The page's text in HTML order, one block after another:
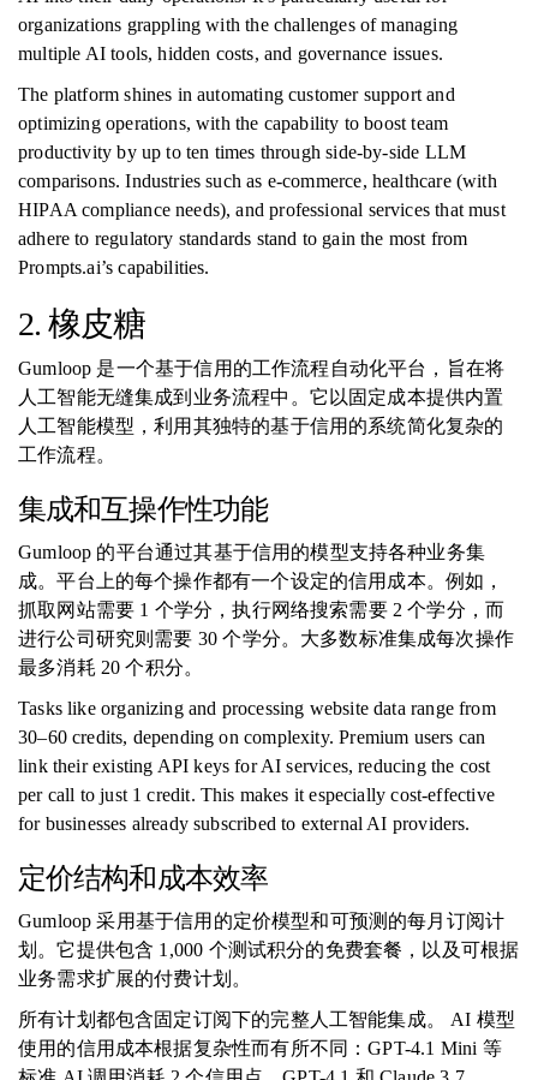
organizations grappling with the challenges of managing
multiple AI tools, hidden costs, and governance issues.
The platform shines in automating customer support and
optimizing operations, with the capability to boost team
productivity by up to ten times through side-by-side LLM
comparisons. Industries such as e-commerce, healthcare (with
HIPAA compliance needs), and professional services that must
adhere to regulatory standards stand to gain the most from
Prompts.ai’s capabilities.
2. 橡皮糖
Gumloop 是一个基于信用的工作流程自动化平台，旨在将
人工智能无缝集成到业务流程中。它以固定成本提供内置
人工智能模型，利用其独特的基于信用的系统简化复杂的
工作流程。
集成和互操作性功能
Gumloop 的平台通过其基于信用的模型支持各种业务集
成。平台上的每个操作都有一个设定的信用成本。例如，
抓取网站需要 1 个学分，执行网络搜索需要 2 个学分，而
进行公司研究则需要 30 个学分。大多数标准集成每次操作
最多消耗 20 个积分。
Tasks like organizing and processing website data range from
30–60 credits, depending on complexity. Premium users can
link their existing API keys for AI services, reducing the cost
per call to just 1 credit. This makes it especially cost-effective
for businesses already subscribed to external AI providers.
定价结构和成本效率
Gumloop 采用基于信用的定价模型和可预测的每月订阅计
划。它提供包含 1,000 个测试积分的免费套餐，以及可根据
业务需求扩展的付费计划。
所有计划都包含固定订阅下的完整人工智能集成。 AI 模型
使用的信用成本根据复杂性而有所不同：GPT-4.1 Mini 等